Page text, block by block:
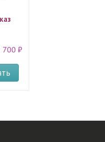
700 ₽